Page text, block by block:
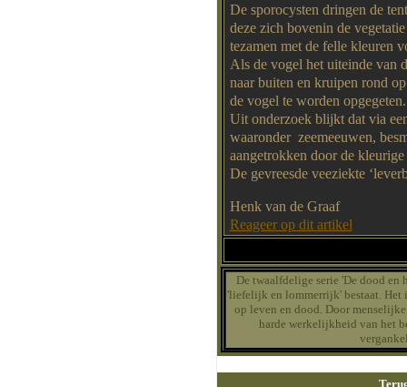
De sporocysten dringen de
deze zich bovenin de
tezamen met de felle kleuren
Als de vogel het uiteinde van
naar buiten en kruipen rond
de vogel te worden opgegeten.
Uit onderzoek blijkt dat via
waaronder zeemeeuwen,
aangetrokken door de
De gevreesde veeziekte
Henk van de Graaf
Reageer op dit artikel
De twaalfdelige serie 'De dood
'liefelijk en lommerrijk' bestaat. Het
op leven en dood. Door
harde werkelijkheid van het